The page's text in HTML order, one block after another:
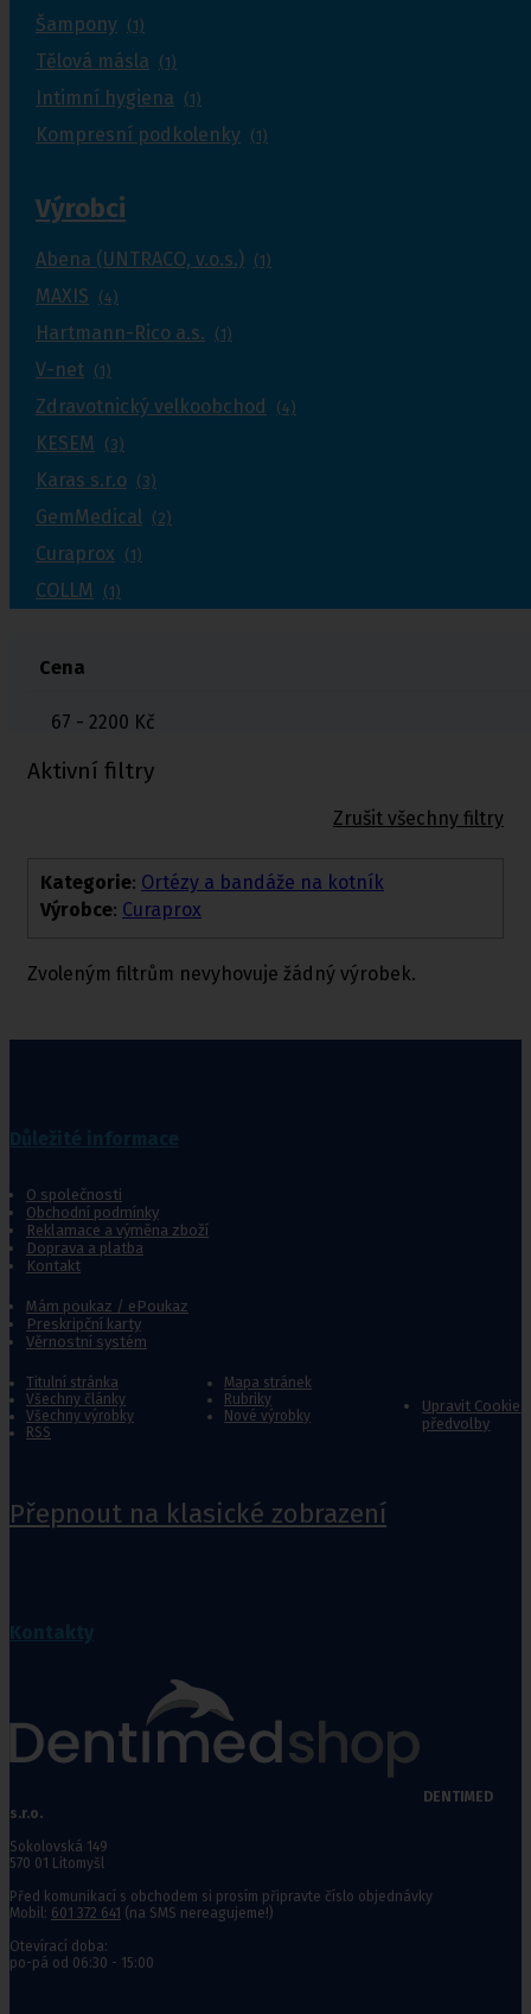
Šampony (1)
Tělová másla (1)
Intimní hygiena (1)
Kompresní podkolenky (1)
Výrobci
Abena (UNTRACO, v.o.s.) (1)
MAXIS (4)
Hartmann-Rico a.s. (1)
V-net (1)
Zdravotnický velkoobchod (4)
KESEM (3)
Karas s.r.o (3)
GemMedical (2)
Curaprox (1)
COLLM (1)
Cena
67 - 2200 Kč
Aktivní filtry
Zrušit všechny filtry
Kategorie: Ortézy a bandáže na kotník
Výrobce: Curaprox
Zvoleným filtrům nevyhovuje žádný výrobek.
O společnosti
Obchodní podmínky
Reklamace a výměna zboží
Doprava a platba
Kontakt
Mám poukaz / ePoukaz
Preskripční karty
Věrnostní systém
Titulní stránka
Mapa stránek
Všechny články
Rubriky
Všechny výrobky
Nové výrobky
RSS
Upravit Cookie
předvolby
Přepnout na klasické zobrazení
DENTIMED
s.r.o.
Sokolovská 149
570 01 Litomyšl
Před komunikací s obchodem si prosím připravte číslo objednávky
Mobil: 601 372 641 (na SMS nereagujeme!)
Otevírací doba:
po-pá od 06:30 - 15:00